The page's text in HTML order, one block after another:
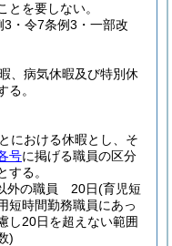
を要しない。
・令7条例3・一部改
、病気休暇及び特別休
る。
における休暇とし、そ
号に掲げる職員の区分
する。
外の職員 20日(育児短
短時間勤務職員にあっ
し20日を超えない範囲
)